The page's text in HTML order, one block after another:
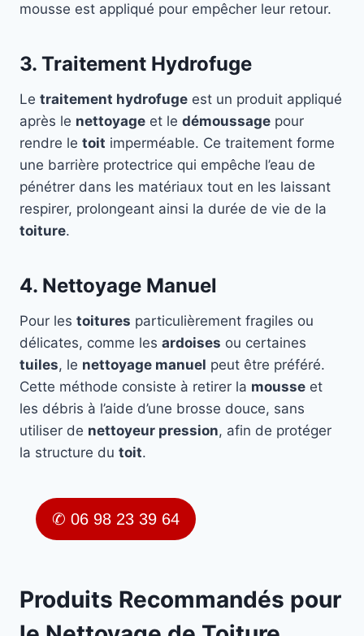
mousse est appliqué pour empêcher leur retour.
3. Traitement Hydrofuge
Le traitement hydrofuge est un produit appliqué
après le nettoyage et le démoussage pour
rendre le toit imperméable. Ce traitement forme
une barrière protectrice qui empêche l’eau de
pénétrer dans les matériaux tout en les laissant
respirer, prolongeant ainsi la durée de vie de la
toiture.
4. Nettoyage Manuel
Pour les toitures particulièrement fragiles ou
délicates, comme les ardoises ou certaines
tuiles, le nettoyage manuel peut être préféré.
Cette méthode consiste à retirer la mousse et
les débris à l’aide d’une brosse douce, sans
utiliser de nettoyeur pression, afin de protéger
la structure du toit.
✆ 06 98 23 39 64
Produits Recommandés pour